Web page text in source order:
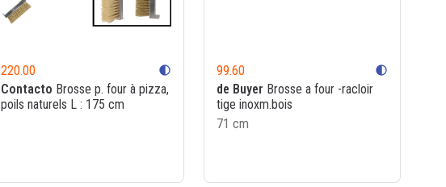
220.00 contrast
Contacto Brosse p. four à pizza,
poils naturels L : 175 cm
99.60 contrast
de Buyer Brosse a four -racloir
tige inoxm.bois
71 cm